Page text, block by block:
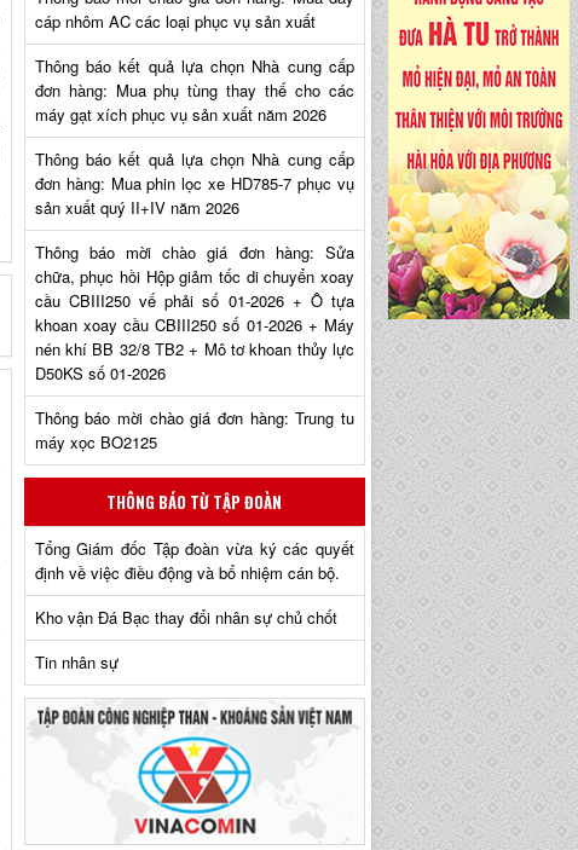
cáp nhôm AC các loại phục vụ sản xuất
Thông báo kết quả lựa chọn Nhà cung cấp
đơn hàng: Mua phụ tùng thay thế cho các
máy gạt xích phục vụ sản xuất năm 2026
Thông báo kết quả lựa chọn Nhà cung cấp
đơn hàng: Mua phin lọc xe HD785-7 phục vụ
sản xuất quý II+IV năm 2026
Thông báo mời chào giá đơn hàng: Sửa
chữa, phục hồi Hộp giảm tốc di chuyển xoay
cầu CBIII250 vế phải số 01-2026 + Ô tựa
khoan xoay cầu CBIII250 số 01-2026 + Máy
nén khí BB 32/8 TB2 + Mô tơ khoan thủy lực
D50KS số 01-2026
Thông báo mời chào giá đơn hàng: Trung tu
máy xọc BO2125
THÔNG BÁO TỪ TẬP ĐOÀN
Tổng Giám đốc Tập đoàn vừa ký các quyết
định về việc điều động và bổ nhiệm cán bộ.
Kho vận Đá Bạc thay đổi nhân sự chủ chốt
Tin nhân sự